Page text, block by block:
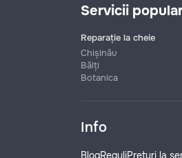
Servicii
Reparație la cheie
Chișinău
Bălți
Botanica
Info
BlogReguliPrețuri la